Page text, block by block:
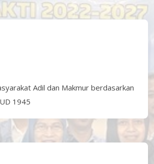
Adil dan Makmur berdasarkan
1945